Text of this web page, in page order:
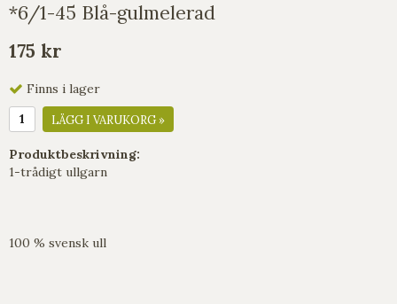
*6/1-45 Blå-gulmelerad
175 kr
Finns i lager
LÄGG I VARUKORG »
Produktbeskrivning:
1-trådigt ullgarn
100 % svensk ull